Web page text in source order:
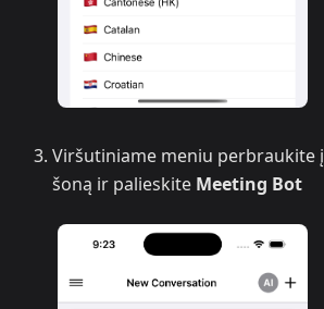
Viršutiniame meniu perbraukite į
šoną ir palieskite Meeting Bot